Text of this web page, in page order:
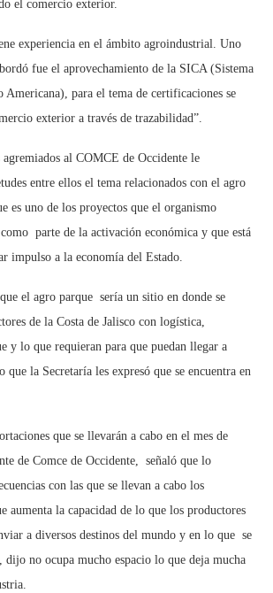
el comercio exterior.
experiencia en el ámbito agroindustrial. Uno
fue el aprovechamiento de la SICA (Sistema
Americana), para el tema de certificaciones se
exterior a través de trazabilidad”.
al COMCE de Occidente le
entre ellos el tema relacionados con el agro
es uno de los proyectos que el organismo
parte de la activación económica y que está
impulso a la economía del Estado.
el agro parque sería un sitio en donde se
de la Costa de Jalisco con logística,
y lo que requieran para que puedan llegar a
que la Secretaría les expresó que se encuentra en
que se llevarán a cabo en el mes de
de Comce de Occidente, señaló que lo
con las que se llevan a cabo los
aumenta la capacidad de lo que los productores
a diversos destinos del mundo y en lo que se
dijo no ocupa mucho espacio lo que deja mucha